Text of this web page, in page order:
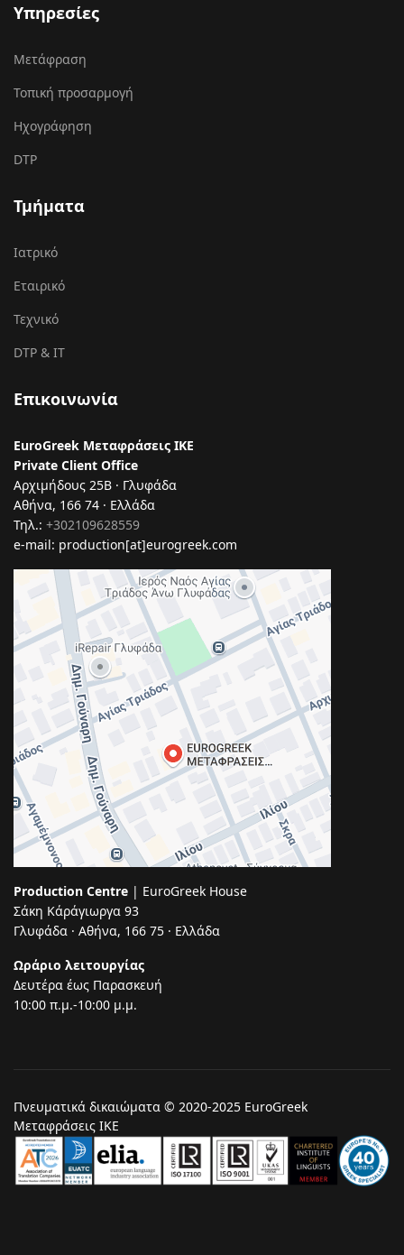
Υπηρεσίες
Μετάφραση
Τοπική προσαρμογή
Ηχογράφηση
DTP
Τμήματα
Ιατρικό
Εταιρικό
Τεχνικό
DTP & IT
Επικοινωνία
EuroGreek Μεταφράσεις ΙΚΕ
Private Client Office
Αρχιμήδους 25Β · Γλυφάδα
Αθήνα, 166 74 · Ελλάδα
Τηλ.: +302109628559
e-mail: production[at]eurogreek.com
Production Centre | EuroGreek House
Σάκη Κάράγιωργα 93
Γλυφάδα · Αθήνα, 166 75 · Ελλάδα
Ωράριο λειτουργίας
Δευτέρα έως Παρασκευή
10:00 π.μ.-10:00 μ.μ.
Πνευματικά δικαιώματα © 2020-2025 EuroGreek
Μεταφράσεις ΙΚΕ